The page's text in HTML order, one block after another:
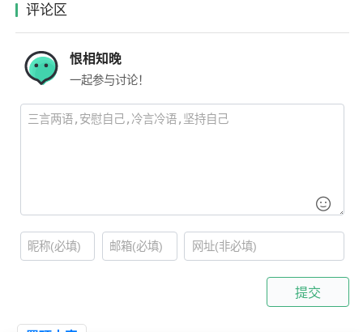
评论区
恨相知晚
一起参与讨论！
提交